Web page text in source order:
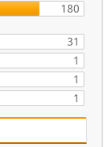
180
31
1
1
1